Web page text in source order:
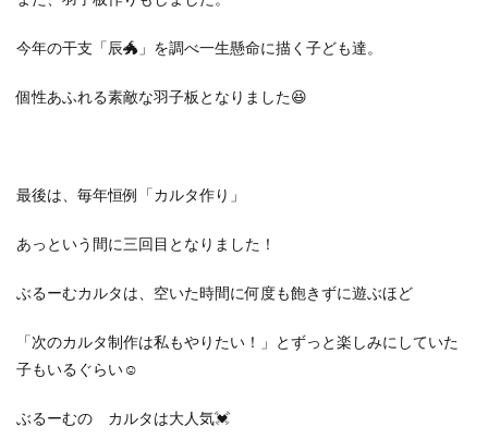
今年の干支「辰🐲」を調べ一生懸命に描く子ども達。
個性あふれる素敵な羽子板となりました😆
最後は、毎年恒例「カルタ作り」
あっという間に三回目となりました！
ぶるーむカルタは、空いた時間に何度も飽きずに遊ぶほど
「次のカルタ制作は私もやりたい！」とずっと楽しみにしていた
子もいるぐらい☺️
ぶるーむの カルタは大人気💓